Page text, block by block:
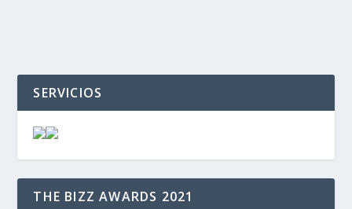
SERVICIOS
THE BIZZ AWARDS 2021